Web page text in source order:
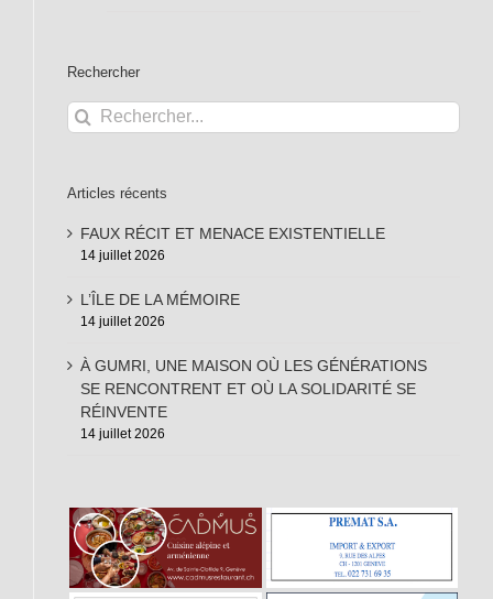
Rechercher
Rechercher:
Articles récents
FAUX RÉCIT ET MENACE EXISTENTIELLE
14 juillet 2026
L’ÎLE DE LA MÉMOIRE
14 juillet 2026
À GUMRI, UNE MAISON OÙ LES GÉNÉRATIONS
SE RENCONTRENT ET OÙ LA SOLIDARITÉ SE
RÉINVENTE
14 juillet 2026